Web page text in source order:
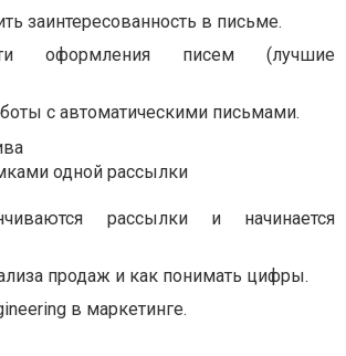
заинтересованность в письме.
оформления писем (лучшие
с автоматическими письмами.
одной рассылки
рассылки и начинается
продаж и как понимать цифры.
в маркетинге.